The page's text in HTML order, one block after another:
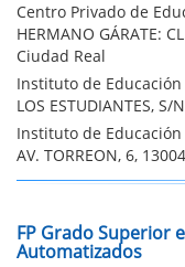
Centro Privado de
HERMANO GÁRATE:
Ciudad Real
Instituto de Educación
LOS ESTUDIANTES,
Instituto de Educación
AV. TORREON, 6,
FP Grado Superior
Automatizados